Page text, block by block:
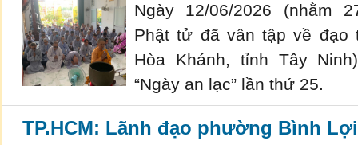
Ngày 12/06/2026 (nhằm
Phật tử đã vân tập về đạo
Hòa Khánh, tỉnh Tây
“Ngày an lạc” lần thứ 25.
TP.HCM: Lãnh đạo phường Bình